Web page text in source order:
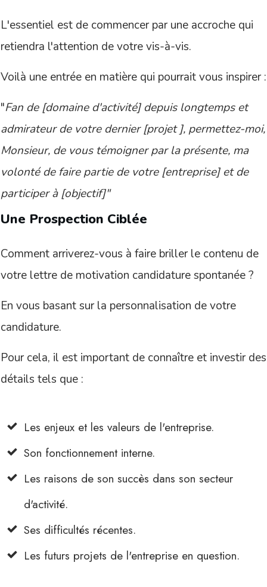
L'essentiel est de commencer par une accroche qui
retiendra l'attention de votre vis-à-vis.
Voilà une entrée en matière qui pourrait vous inspirer :
"Fan de [domaine d'activité] depuis longtemps et
admirateur de votre dernier [projet ], permettez-moi,
Monsieur, de vous témoigner par la présente, ma
volonté de faire partie de votre [entreprise] et de
participer à [objectif]"
Une Prospection Ciblée
Comment arriverez-vous à faire briller le contenu de
votre lettre de motivation candidature spontanée ?
En vous basant sur la personnalisation de votre
candidature.
Pour cela, il est important de connaître et investir des
détails tels que :
Les enjeux et les valeurs de l'entreprise.
Son fonctionnement interne.
Les raisons de son succès dans son secteur
d'activité.
Ses difficultés récentes.
Les futurs projets de l'entreprise en question.